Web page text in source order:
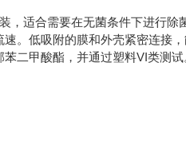
，适合需要在无菌条件下进行
。低吸附的膜和外壳紧密连接
二甲酸酯，并通过塑料VI类测试